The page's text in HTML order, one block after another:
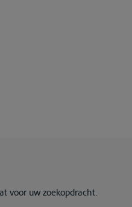
voor uw zoekopdracht.